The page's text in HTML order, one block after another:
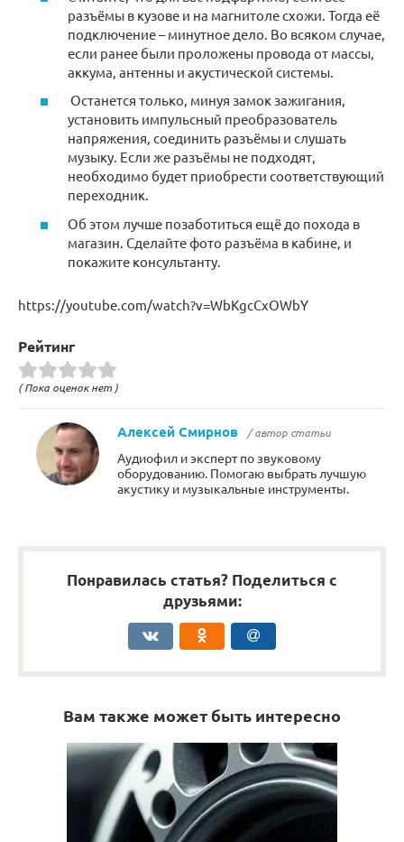
разъёмы в кузове и на магнитоле схожи. Тогда её
подключение – минутное дело. Во всяком случае,
если ранее были проложены провода от массы,
аккума, антенны и акустической системы.
Останется только, минуя замок зажигания,
установить импульсный преобразователь
напряжения, соединить разъёмы и слушать
музыку. Если же разъёмы не подходят,
необходимо будет приобрести соответствующий
переходник.
Об этом лучше позаботиться ещё до похода в
магазин. Сделайте фото разъёма в кабине, и
покажите консультанту.
https://youtube.com/watch?v=WbKgcCxOWbY
Рейтинг
( Пока оценок нет )
Алексей Смирнов / автор статьи
Аудиофил и эксперт по звуковому
оборудованию. Помогаю выбрать лучшую
акустику и музыкальные инструменты.
Понравилась статья? Поделиться с
друзьями:
Вам также может быть интересно